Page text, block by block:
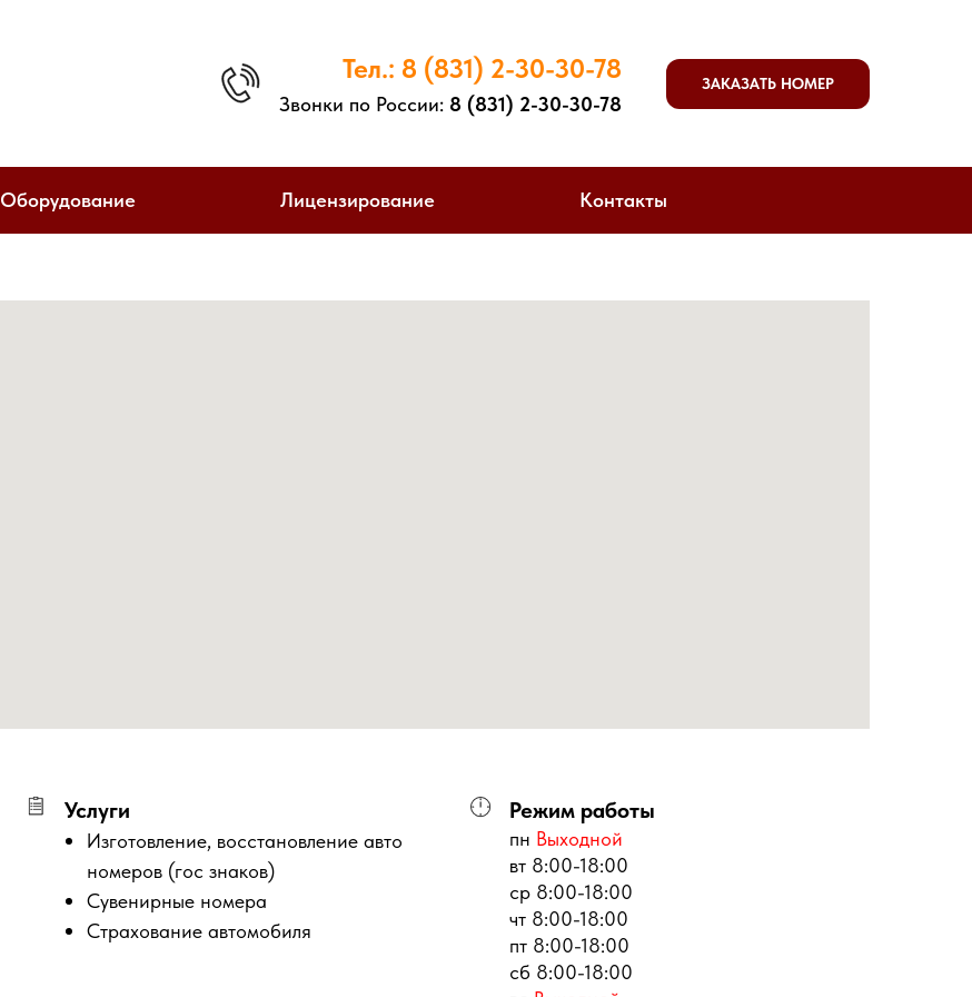
Тел.: 8 (831) 2-30-30-78
Звонки по России: 8 (831) 2-30-30-78
ЗАКАЗАТЬ НОМЕР
Оборудование Лицензирование Контакты
Услуги
Изготовление, восстановление авто
номеров (гос знаков)
Сувенирные номера
Страхование автомобиля
Режим работы
пн Выходной
вт 8:00-18:00
ср 8:00-18:00
чт 8:00-18:00
пт 8:00-18:00
сб 8:00-18:00